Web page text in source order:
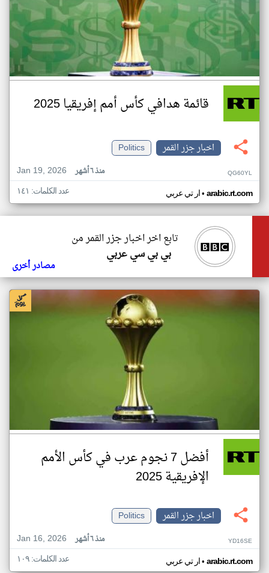
قائمة هدافي كأس أمم إفريقيا 2025
اخبار جزر القمر
Politics
Jan 19, 2026
منذ ٦ أشهر QG60YL
ار تي عربي• arabic.rt.com عدد الكلمات: ١٤١
تابع اخر اخبار جزر القمر من
بي بي سي عربي
مصادر أخرى
أفضل 7 نجوم عرب في كأس الأمم
الإفريقية 2025
اخبار جزر القمر
Politics
Jan 16, 2026
منذ ٦ أشهر YD16SE
ار تي عربي• arabic.rt.com عدد الكلمات: ١٠٩